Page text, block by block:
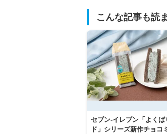
こんな記事も読
セブン‐イレブン「よくば
ド」シリーズ新作チョコ